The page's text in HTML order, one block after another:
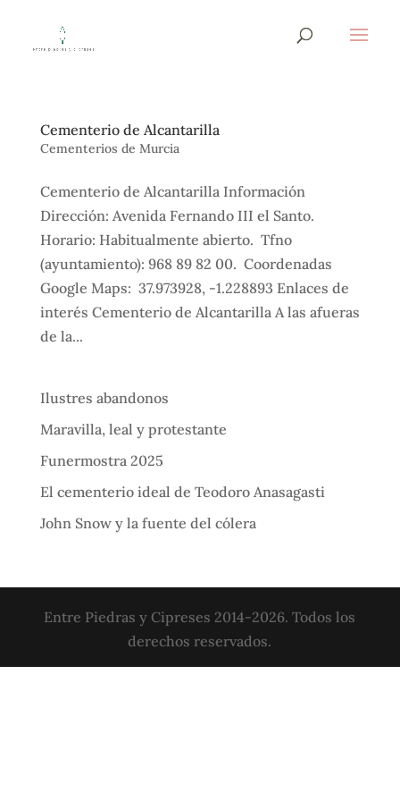
Cementerio de Alcantarilla
Cementerios de Murcia
Cementerio de Alcantarilla Información
Dirección: Avenida Fernando III el Santo.
Horario: Habitualmente abierto. Tfno
(ayuntamiento): 968 89 82 00. Coordenadas
Google Maps: 37.973928, -1.228893 Enlaces de
interés Cementerio de Alcantarilla A las afueras
de la...
Ilustres abandonos
Maravilla, leal y protestante
Funermostra 2025
El cementerio ideal de Teodoro Anasagasti
John Snow y la fuente del cólera
Entre Piedras y Cipreses 2014-2026. Todos los
derechos reservados.